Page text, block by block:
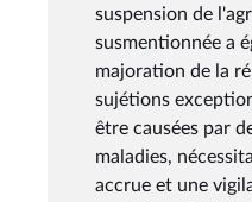
suspension de
susmentionnée a
majoration de la
sujétions
être causées par
maladies,
accrue et une